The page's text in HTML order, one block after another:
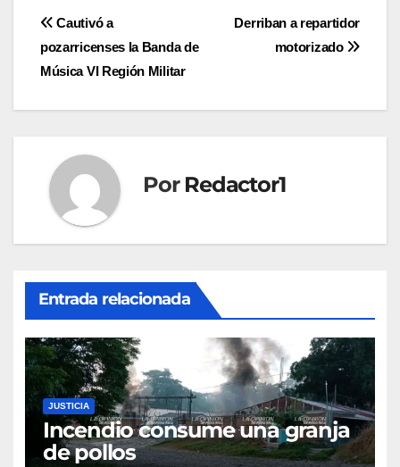
Navegación
de
entradas
Derriban a repartidor
motorizado
Cautivó a
pozarricenses la Banda de
Música VI Región Militar
Por Redactor1
Entrada relacionada
JUSTICIA
Incendio consume una granja
de pollos